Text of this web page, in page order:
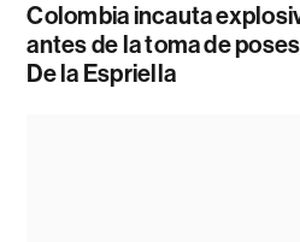
Colombia incauta
antes de la toma de
De la Espriella